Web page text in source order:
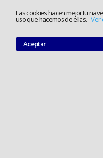
Las cookies hacen mejor tu
uso que hacemos de ellas.-Ver
Aceptar